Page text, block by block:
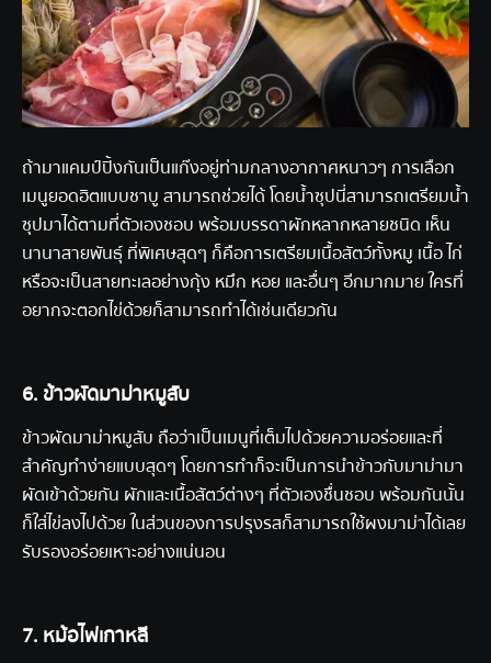
ถ้ามาแคมป์ปิ้งกันเป็นแก๊งอยู่ท่ามกลางอากาศหนาวๆ การเลือก
เมนูยอดฮิตแบบชาบู สามารถช่วยได้ โดยน้ำซุปนี่สามารถเตรียมน้ำ
ซุปมาได้ตามที่ตัวเองชอบ พร้อมบรรดาผักหลากหลายชนิด เห็น
นานาสายพันธุ์ ที่พิเศษสุดๆ ก็คือการเตรียมเนื้อสัตว์ทั้งหมู เนื้อ ไก่
หรือจะเป็นสายทะเลอย่างกุ้ง หมึก หอย และอื่นๆ อีกมากมาย ใครที่
อยากจะตอกไข่ด้วยก็สามารถทำได้เช่นเดียวกัน
6. ข้าวผัดมาม่าหมูสับ
ข้าวผัดมาม่าหมูสับ ถือว่าเป็นเมนูที่เต็มไปด้วยความอร่อยและที่
สำคัญทำง่ายแบบสุดๆ โดยการทำก็จะเป็นการนำข้าวกับมาม่ามา
ผัดเข้าด้วยกัน ผักและเนื้อสัตว์ต่างๆ ที่ตัวเองชื่นชอบ พร้อมกันนั้น
ก็ใส่ไข่ลงไปด้วย ในส่วนของการปรุงรสก็สามารถใช้ผงมาม่าได้เลย
รับรองอร่อยเหาะอย่างแน่นอน
7. หม้อไฟเกาหลี